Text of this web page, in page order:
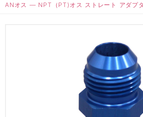
ANオス ― NPT（PT)オス ストレート アダプ